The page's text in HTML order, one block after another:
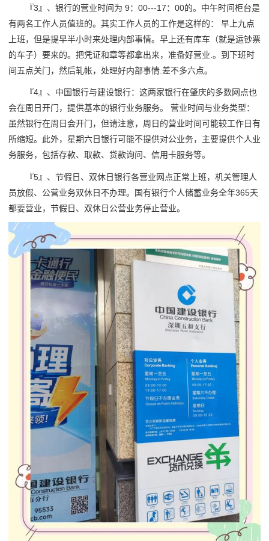
『3』、银行的营业时间为 9：00---17：00的。中午时间柜台是
有两名工作人员值班的。其实工作人员的工作是这样的： 早上九点
上班，但是提早半小时来处理内部事情。早上还有库车（就是运钞票
的车子）要来的。把凭证和章等都拿出来，准备好营业.。到下班时
间五点关门，然后轧帐，处理好内部事情.差不多六点。
『4』、中国银行与建设银行：这两家银行在肇庆的多数网点也
会在周日开门，提供基本的银行业务服务。 营业时间与业务类型：
虽然银行在周日会开门，但请注意，周日的营业时间可能较工作日有
所缩短。此外，星期六日银行可能不提供对公业务，主要提供个人业
务服务，包括存款、取款、贷款询问、信用卡服务等。
『5』、节假日、双休日银行各营业网点正常上班，机关管理人
员放假、公营业务双休日不办理。国有银行个人储蓄业务全年365天
都要营业，节假日、双休日公营业务停止营业。